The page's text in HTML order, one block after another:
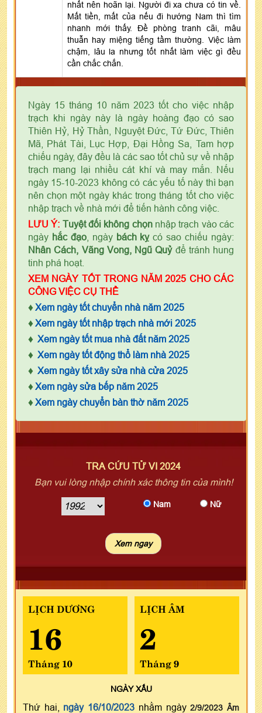
nhất nên hoãn lại. Người đi xa chưa có tin về.
Mất tiền, mất của nếu đi hướng Nam thì tìm
nhanh mới thấy. Đề phòng tranh cãi, mâu
thuẫn hay miệng tiếng tầm thường. Việc làm
chậm, lâu la nhưng tốt nhất làm việc gì đều
cần chắc chắn.
Ngày 15 tháng 10 năm 2023 tốt cho việc nhập
trạch khi ngày này là ngày hoàng đạo có sao
Thiên Hỷ, Hỷ Thần, Nguyệt Đức, Tứ Đức, Thiên
Mã, Phát Tài, Lục Hợp, Đại Hồng Sa, Tam hợp
chiếu ngày, đây đều là các sao tốt chủ sự về nhập
trạch mang lại nhiều cát khí và may mắn. Nếu
ngày 15-10-2023 không có các yếu tố này thì bạn
nên chọn một ngày khác trong tháng tốt cho việc
nhập trạch về nhà mới để tiến hành công việc.
LƯU Ý: Tuyệt đối không chọnnhập trạch vào các
ngày hắc đạo, ngày bách kỵcó sao chiếu ngày:
Nhân Cách, Vãng Vong, Ngũ Quỷđể tránh hung
tinh phá hoạt.
XEM NGÀY TỐT TRONG NĂM 2025 CHO CÁC
CÔNG VIỆC CỤ THỂ
♦ Xem ngày tốt chuyển nhà năm 2025
♦ Xem ngày tốt nhập trạch nhà mới 2025
♦ Xem ngày tốt mua nhà đất năm 2025
♦ Xem ngày tốt động thổ làm nhà 2025
♦ Xem ngày tốt xây sửa nhà cửa 2025
♦ Xem ngày sửa bếp năm 2025
♦ Xem ngày chuyển bàn thờ năm 2025
TRA CỨU TỬ VI 2024
Bạn vui lòng nhập chính xác thông tin của mình!
Nam Nữ
LỊCH DƯƠNG
16
Tháng 10
LỊCH ÂM
2
Tháng 9
NGÀYXẤU
Thứ hai, ngày 16/10/2023 nhằm ngày2/9/2023 Âm